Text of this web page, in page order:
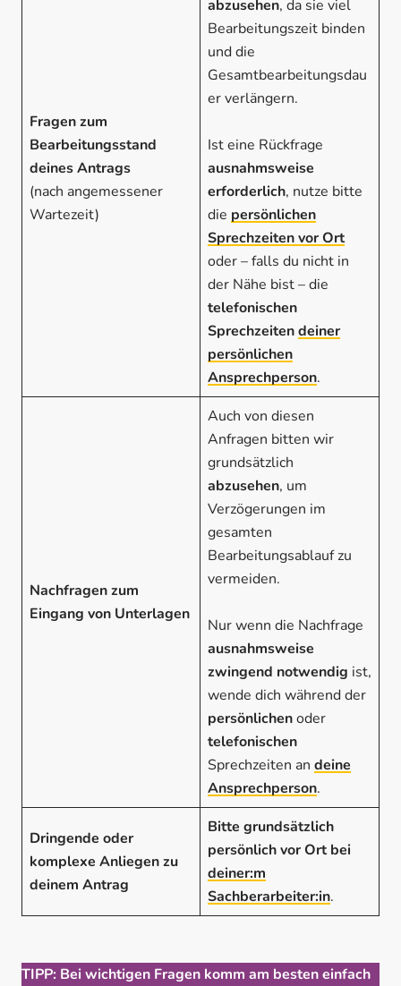
Fragen zum
Bearbeitungsstand
deines Antrags
(nach angemessener
Wartezeit)
abzusehen, da sie viel
Bearbeitungszeit binden
und die
Gesamtbearbeitungsdau
er verlängern.
Ist eine Rückfrage
ausnahmsweise
erforderlich, nutze bitte
die persönlichen
Sprechzeiten vor Ort
oder – falls du nicht in
der Nähe bist – die
telefonischen
Sprechzeitendeiner
persönlichen
Ansprechperson.
Nachfragen zum
Eingang von Unterlagen
Auch von diesen
Anfragen bitten wir
grundsätzlich
abzusehen, um
Verzögerungen im
gesamten
Bearbeitungsablauf zu
vermeiden.
Nur wenn die Nachfrage
ausnahmsweise
zwingend notwendig ist,
wende dich während der
persönlichenoder
telefonischen
Sprechzeiten an deine
Ansprechperson.
Dringende oder
komplexe Anliegen zu
deinem Antrag
Bitte grundsätzlich
persönlich vor Ortbei
deiner:m
Sachberarbeiter:in.
TIPP: Bei wichtigen Fragen komm am besten einfach